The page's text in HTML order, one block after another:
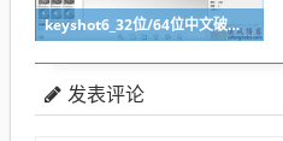
keyshot6_32位/64位中文破解版下载(附破解文件+安装教程)
发表评论